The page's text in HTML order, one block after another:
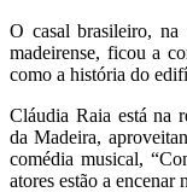
O casal brasileiro, na
madeirense, ficou a
como a história do
Cláudia Raia está na
da Madeira,
comédia musical,
atores estão a